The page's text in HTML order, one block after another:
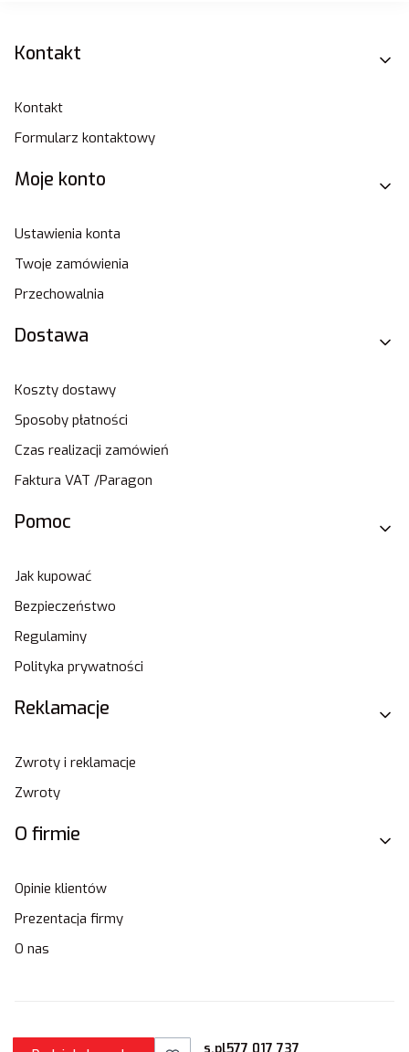
Linki w stopce
Kontakt
Kontakt
Formularz kontaktowy
Moje konto
Ustawienia konta
Twoje zamówienia
Przechowalnia
Dostawa
Koszty dostawy
Sposoby płatności
Czas realizacji zamówień
Faktura VAT /Paragon
Pomoc
Jak kupować
Bezpieczeństwo
Regulaminy
Polityka prywatności
Reklamacje
Zwroty i reklamacje
Zwroty
O firmie
Opinie klientów
Prezentacja firmy
O nas